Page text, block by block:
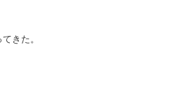
きた。